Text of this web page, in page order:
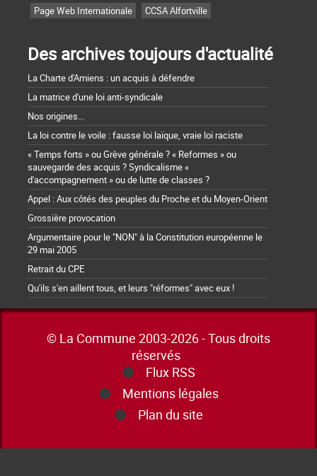
Page Web Internationale
CCSA Alfortville
Des archives toujours d'actualité
La Charte d'Amiens : un acquis à défendre
La matrice d'une loi anti-syndicale
Nos origines...
La loi contre le voile : fausse loi laïque, vraie loi raciste
« Temps forts » ou Grève générale ? « Reformes » ou
sauvegarde des acquis ? Syndicalisme «
d'accompagnement » ou de lutte de classes ?
Appel : Aux côtés des peuples du Proche et du Moyen-Orient
Grossière provocation
Argumentaire pour le "NON" à la Constitution européenne le
29 mai 2005
Retrait du CPE
Qu'ils s'en aillent tous, et leurs "réformes" avec eux !
© La Commune 2003-2026 - Tous droits
réservés
Flux RSS
Mentions légales
Plan du site